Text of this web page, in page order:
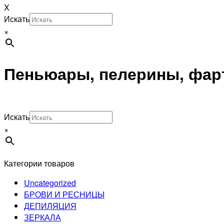
X
Искать
×
Пеньюары, пелерины,
Искать
×
Категории товаров
Uncategorized
БРОВИ И РЕСНИЦЫ
ДЕПИЛЯЦИЯ
ЗЕРКАЛА